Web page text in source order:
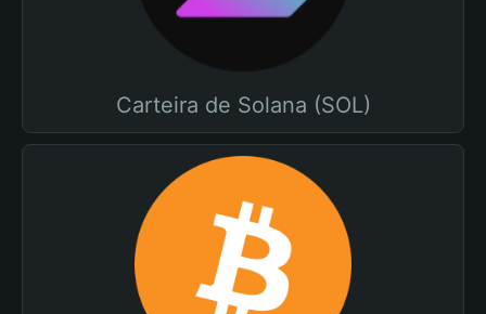
Carteira de Solana (SOL)